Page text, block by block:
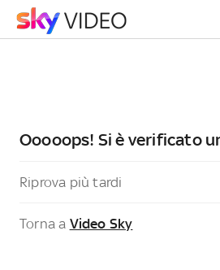
Ooooops! Si è verificato
Riprova più tardi
Torna a Video Sky